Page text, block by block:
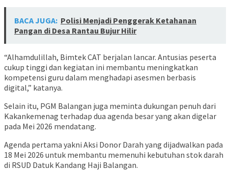
BACA JUGA: Polisi Menjadi Penggerak Ketahanan
Pangan di Desa Rantau Bujur Hilir
“Alhamdulillah, Bimtek CAT berjalan lancar. Antusias peserta
cukup tinggi dan kegiatan ini membantu meningkatkan
kompetensi guru dalam menghadapi asesmen berbasis
digital,” katanya.
Selain itu, PGM Balangan juga meminta dukungan penuh dari
Kakankemenag terhadap dua agenda besar yang akan digelar
pada Mei 2026 mendatang.
Agenda pertama yakni Aksi Donor Darah yang dijadwalkan pada
18 Mei 2026 untuk membantu memenuhi kebutuhan stok darah
di RSUD Datuk Kandang Haji Balangan.